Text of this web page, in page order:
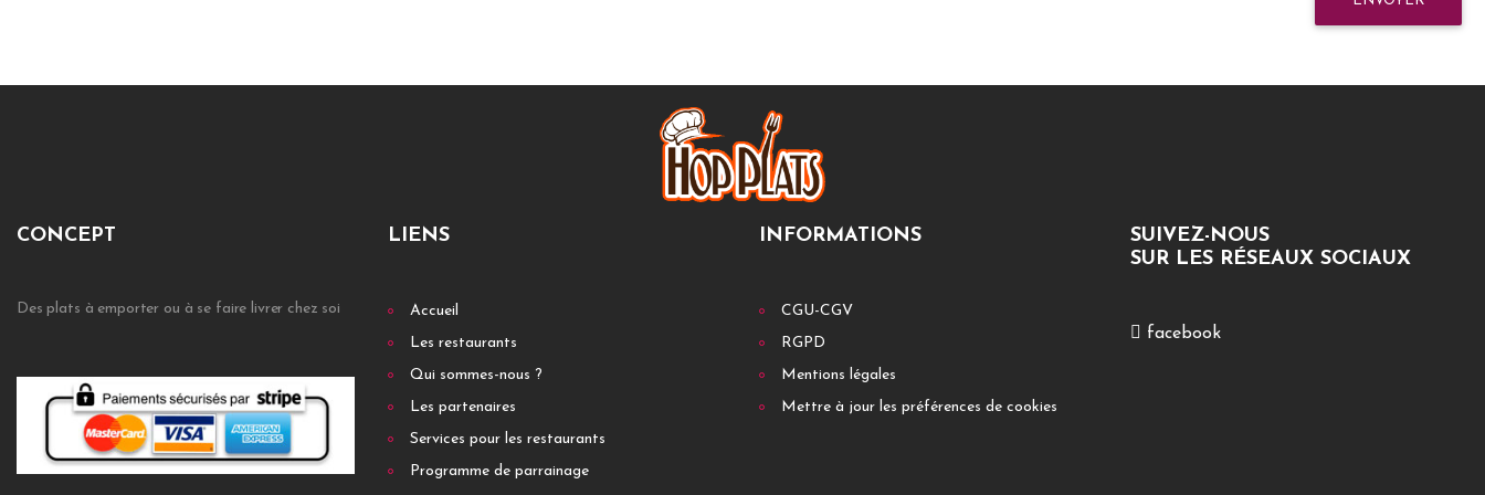
CONCEPT
Des plats à emporter ou à se faire livrer chez soi
LIENS
Accueil
Les restaurants
Qui sommes-nous ?
Les partenaires
Services pour les restaurants
Programme de parrainage
INFORMATIONS
CGU-CGV
RGPD
Mentions légales
Mettre à jour les préférences de cookies
SUIVEZ-NOUS
SUR LES RÉSEAUX SOCIAUX
facebook